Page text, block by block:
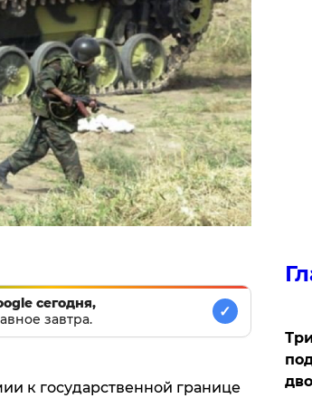
сегодня,
завтра.
✓
к государственной границе